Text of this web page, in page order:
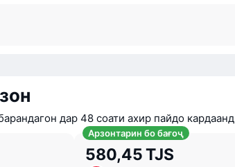
дар 48 соати ахир пайдо кардаанд
Арзонтарин бо бағоҷ
580,45 TJS